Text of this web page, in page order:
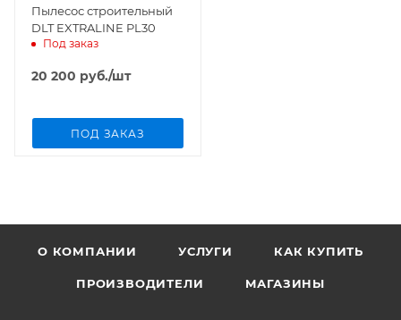
Пылесос строительный
DLT EXTRALINE PL30
Под заказ
20 200 руб./шт
ПОД ЗАКАЗ
О КОМПАНИИ УСЛУГИ КАК КУПИТЬ
ПРОИЗВОДИТЕЛИ МАГАЗИНЫ